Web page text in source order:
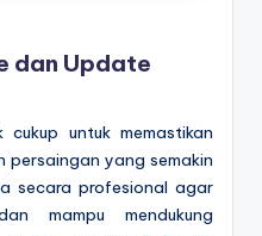
dan Update
untuk memastikan
persaingan yang semakin
secara profesional agar
mampu mendukung